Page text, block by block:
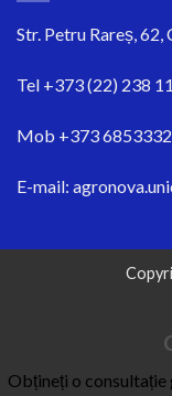
Str. Petru Rareș, 62,
Tel +373 (22) 238
Mob +373
E-mail:
Obțineți o